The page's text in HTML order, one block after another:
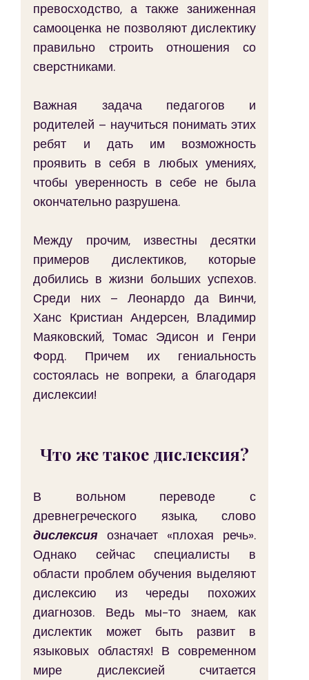
превосходство, а также заниженная
самооценка не позволяют дислектику
правильно строить отношения со
сверстниками.
Важная задача педагогов и
родителей – научиться понимать этих
ребят и дать им возможность
проявить в себя в любых умениях,
чтобы уверенность в себе не была
окончательно разрушена.
Между прочим, известны десятки
примеров дислектиков, которые
добились в жизни больших успехов.
Среди них – Леонардо да Винчи,
Ханс Кристиан Андерсен, Владимир
Маяковский, Томас Эдисон и Генри
Форд. Причем их гениальность
состоялась не вопреки, а благодаря
дислексии!
Что же такое дислексия?
В вольном переводе с
древнегреческого языка, слово
дислексия означает «плохая речь».
Однако сейчас специалисты в
области проблем обучения выделяют
дислексию из череды похожих
диагнозов. Ведь мы-то знаем, как
дислектик может быть развит в
языковых областях! В современном
мире дислексией считается